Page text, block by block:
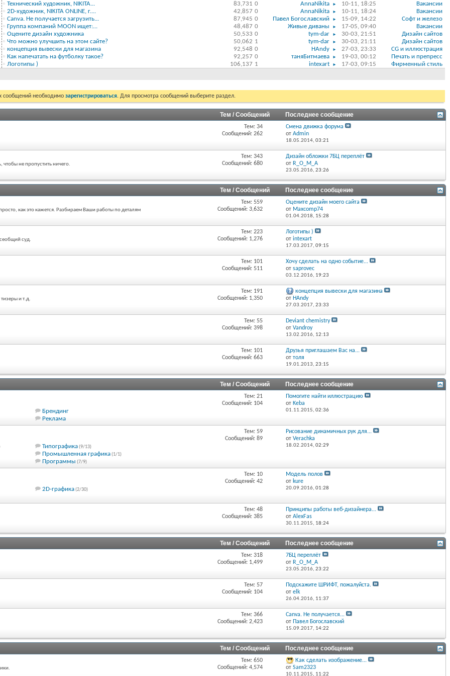
Технический художник, NIKITA... 83,731 0 AnnaNikita ► 10-11, 18:25
Вакансии
2D-художник, NIKITA ONLINE, г....
42,857 0 AnnaNikita ► 10-11, 18:24
Вакансии
Canva. Не получается загрузить...
87,945 0 Павел Богославский ► 15-09, 14:22
Софт и железо
Группа компаний MOON ищет:...
48,487 0 Живые диваны ► 17-05, 09:40
Вакансии
Оцените дизайн художника
50,533 0 tym-dar ► 30-03, 21:51
Дизайн сайтов
Что можно улучшить на этом сайте?
50,062 1 tym-dar ► 30-03, 21:11
Дизайн сайтов
концепция вывески для магазина
92,548 0 HAndy ► 27-03, 23:33
CG и иллюстрация
Как напечатать на футболку такое?
92,257 0 таняБитмаева ► 19-03, 00:12
Печать и препресс
Логотипы )
106,137 1 intexart ► 17-03, 09:15 Фирменный стиль
сообщений необходимо зарегистрироваться. Для просмотра сообщений выберите раздел.
Тем / Сообщений Последнее сообщение
Тем: 34
Сообщений: 262
Смена движка форума
отAdmin
18.05.2014,03:21
не пропустить ничего.
Тем: 343
Сообщений: 680
Дизайн обложки 7БЦ переплёт
от R_O_M_A
23.05.2016,23:26
Тем / Сообщений Последнее сообщение
как это кажется. Разбираем Ваши работы по деталям
Тем: 559
Сообщений: 3,632
Оцените дизайн моего сайта
от Maxcomp74
01.04.2018, 15:28
суд.
Тем: 223
Сообщений: 1,276
Логотипы )
отintexart
17.03.2017,09:15
Тем: 101
Сообщений: 511
Хочу сделать на одно событие...
отsaprovec
03.12.2016, 19:23
и т.д.
Тем: 191
Сообщений: 1,350
концепция вывески для магазина
от HAndy
27.03.2017,23:33
Тем: 55
Сообщений: 398
Deviant chemistry
отVandroy
13.02.2016, 12:13
Тем: 101
Сообщений: 663
Друзья приглашаем Вас на...
оттоля
19.01.2013,23:15
Тем / Сообщений Последнее сообщение
Брендинг
Реклама
Тем: 21
Сообщений: 104
Помогите найти иллюстрацию
от Keba
01.11.2015,02:36
Типографика(9/13)
Промышленная графика(1/1)
Программы (7/9)
Тем: 59
Сообщений: 89
Рисование динамичных рук для...
отVerachka
18.02.2014,02:29
2D-графика(2/30)
Тем: 10
Сообщений: 42
Модель полов
от kure
20.09.2016,01:28
Тем: 48
Сообщений: 385
Принципы работы веб-дизайнера...
отAlexFas
30.11.2015, 18:24
Тем / Сообщений Последнее сообщение
Тем: 318
Сообщений: 1,499
7БЦ переплёт
от R_O_M_A
23.05.2016,23:22
Тем: 57
Сообщений: 104
Подскажите ШРИФТ, пожалуйста.
отelk
26.04.2016, 11:37
Тем: 366
Сообщений: 2,423
Canva. Не получается...
от Павел Богославский
15.09.2017, 14:22
Тем / Сообщений Последнее сообщение
Тем: 650
Сообщений: 4,574
Как сделать изображение...
отSam2323
10.11.2015, 11:22